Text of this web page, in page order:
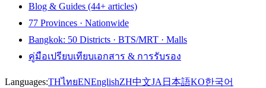
Blog & Guides (44+ articles)
77 Provinces · Nationwide
Bangkok: 50 Districts · BTS/MRT · Malls
คู่มือเปรียบเทียบเอกสาร & การรับรอง
Languages:THไทยENEnglishZH中文JA 日本語KO한국어